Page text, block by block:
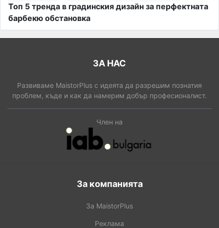
Топ 5 тренда в градинския дизайн за перфектната
барбекю обстановка
ЗА НАС
Развиваме MaistorPlus с идеята да разрешим познатия
проблем, къде и как да намерим добър професионалист.
Член на
За компанията
За MaistorPlus
Реклама